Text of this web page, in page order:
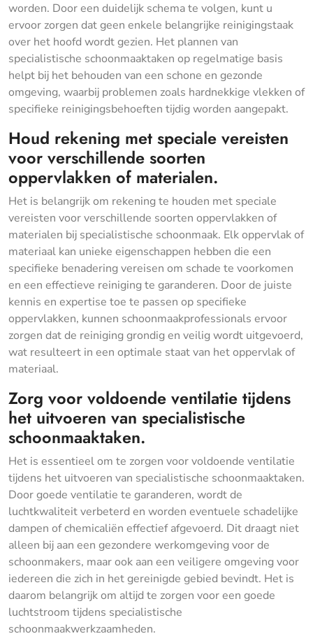
worden. Door een duidelijk schema te volgen, kunt u
ervoor zorgen dat geen enkele belangrijke reinigingstaak
over het hoofd wordt gezien. Het plannen van
specialistische schoonmaaktaken op regelmatige basis
helpt bij het behouden van een schone en gezonde
omgeving, waarbij problemen zoals hardnekkige vlekken of
specifieke reinigingsbehoeften tijdig worden aangepakt.
Houd rekening met speciale vereisten
voor verschillende soorten
oppervlakken of materialen.
Het is belangrijk om rekening te houden met speciale
vereisten voor verschillende soorten oppervlakken of
materialen bij specialistische schoonmaak. Elk oppervlak of
materiaal kan unieke eigenschappen hebben die een
specifieke benadering vereisen om schade te voorkomen
en een effectieve reiniging te garanderen. Door de juiste
kennis en expertise toe te passen op specifieke
oppervlakken, kunnen schoonmaakprofessionals ervoor
zorgen dat de reiniging grondig en veilig wordt uitgevoerd,
wat resulteert in een optimale staat van het oppervlak of
materiaal.
Zorg voor voldoende ventilatie tijdens
het uitvoeren van specialistische
schoonmaaktaken.
Het is essentieel om te zorgen voor voldoende ventilatie
tijdens het uitvoeren van specialistische schoonmaaktaken.
Door goede ventilatie te garanderen, wordt de
luchtkwaliteit verbeterd en worden eventuele schadelijke
dampen of chemicaliën effectief afgevoerd. Dit draagt niet
alleen bij aan een gezondere werkomgeving voor de
schoonmakers, maar ook aan een veiligere omgeving voor
iedereen die zich in het gereinigde gebied bevindt. Het is
daarom belangrijk om altijd te zorgen voor een goede
luchtstroom tijdens specialistische
schoonmaakwerkzaamheden.